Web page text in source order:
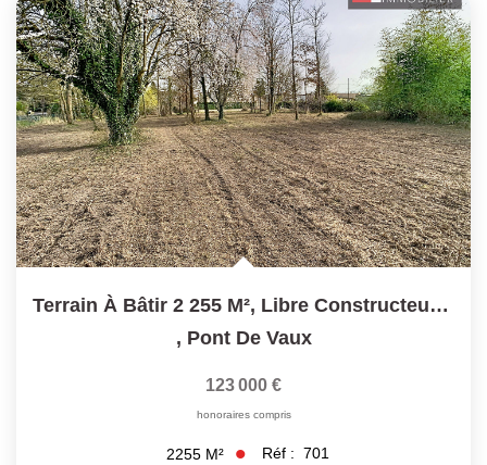
Terrain À Bâtir 2 255 M², Libre Constructeur, Au Calme -...
, Pont De Vaux
123 000 €
honoraires compris
2255 M² Réf : 701